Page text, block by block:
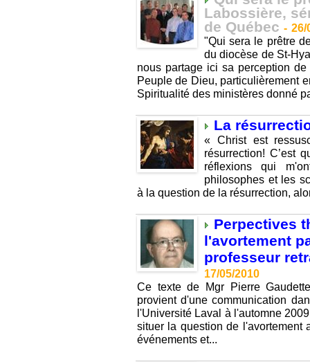
Labossière,
de Québec - 26/
"Qui sera le prêtre
du diocèse de St-
nous partage ici sa perception
Peuple de Dieu, particulièrement
Spiritualité des ministères donné
La
« Christ est
résurrection! C’est
réflexions qui
philosophes et les
à la question de la résurrection,
Perpectives
l'avortement
professeur
17/05/2010
Ce texte de Mgr Pierre
provient d'une communication
l'Université Laval à l'automne
situer la question de l'avortement
événements et...